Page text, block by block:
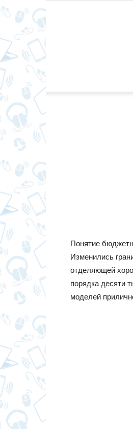
Понятие
Изменились
отделяющей
порядка десяти
моделей